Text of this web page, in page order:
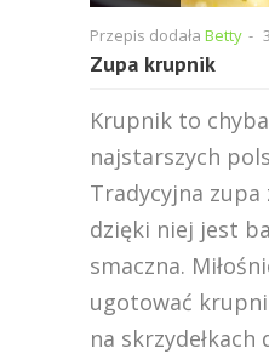
Przepis dodała Betty -
Zupa krupnik
Krupnik to
najstarszych
Tradycyjna zupa
dzięki niej jest
smaczna.
ugotować
na